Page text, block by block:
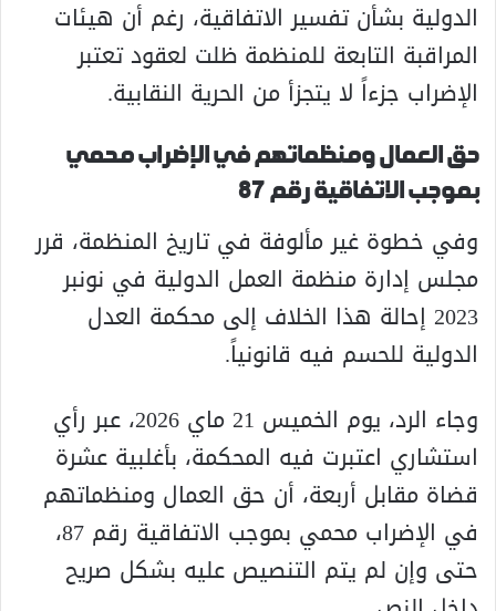
الدولية بشأن تفسير الاتفاقية، رغم أن هيئات
المراقبة التابعة للمنظمة ظلت لعقود تعتبر
الإضراب جزءاً لا يتجزأ من الحرية النقابية.
حق العمال ومنظماتهم في الإضراب محمي
بموجب الاتفاقية رقم 87
وفي خطوة غير مألوفة في تاريخ المنظمة، قرر
مجلس إدارة منظمة العمل الدولية في نونبر
2023 إحالة هذا الخلاف إلى
محكمة العدل
الدولية للحسم فيه قانونياً.
وجاء الرد، يوم الخميس 21 ماي 2026، عبر رأي
استشاري اعتبرت فيه المحكمة، بأغلبية عشرة
قضاة مقابل أربعة، أن حق العمال ومنظماتهم
في الإضراب محمي بموجب الاتفاقية رقم 87،
حتى وإن لم يتم التنصيص عليه بشكل صريح